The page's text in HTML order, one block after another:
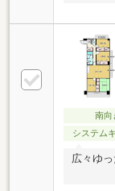
南向
システム
広々ゆ